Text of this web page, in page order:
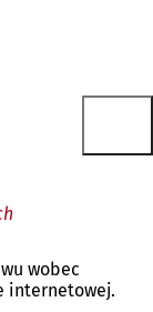
wobec
internetowej.